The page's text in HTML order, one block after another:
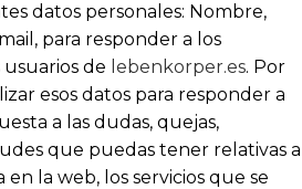
datos personales: Nombre,
para responder a los
de lebenkorper.es. Por
esos datos para responder a
a las dudas, quejas,
que puedas tener relativas a
la web, los servicios que se